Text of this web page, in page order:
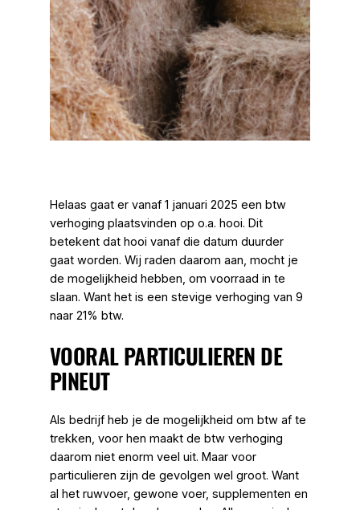
Helaas gaat er vanaf 1 januari 2025 een btw
verhoging plaatsvinden op o.a. hooi. Dit
betekent dat hooi vanaf die datum duurder
gaat worden. Wij raden daarom aan, mocht je
de mogelijkheid hebben, om voorraad in te
slaan. Want het is een stevige verhoging van 9
naar 21% btw.
VOORAL PARTICULIEREN DE
PINEUT
Als bedrijf heb je de mogelijkheid om btw af te
trekken, voor hen maakt de btw verhoging
daarom niet enorm veel uit. Maar voor
particulieren zijn de gevolgen wel groot. Want
al het ruwvoer, gewone voer, supplementen en